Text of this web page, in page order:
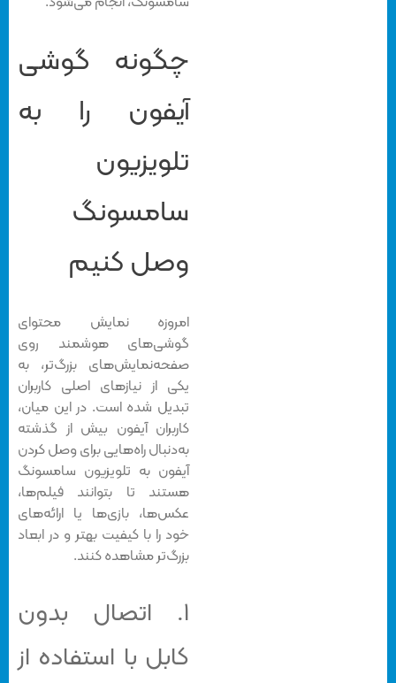
چگونه گوشی
آیفون را به
تلویزیون
سامسونگ
وصل کنیم
امروزه نمایش محتوای
گوشی‌های هوشمند روی
صفحه‌نمایش‌های بزرگ‌تر، به
یکی از نیازهای اصلی کاربران
تبدیل شده است. در این میان،
کاربران آیفون بیش از گذشته
به‌دنبال راه‌هایی برای وصل كردن
آيفون به تلويزيون سامسونگ
هستند تا بتوانند فیلم‌ها،
عکس‌ها، بازی‌ها یا ارائه‌های
خود را با کیفیت بهتر و در ابعاد
بزرگ‌تر مشاهده کنند.
۱. اتصال بدون
کابل با استفاده از